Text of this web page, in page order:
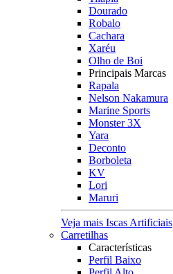
Dourado
Robalo
Cachara
Xaréu
Olho de Boi
Principais Marcas
Rapala
Nelson Nakamura
Marine Sports
Monster 3X
Yara
Deconto
Borboleta
KV
Lori
Maruri
Veja mais Iscas Artificiais
Carretilhas
Características
Perfil Baixo